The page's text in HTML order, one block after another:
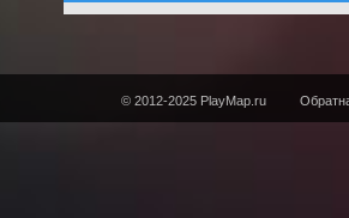
© 2012-2025 PlayMap.ru